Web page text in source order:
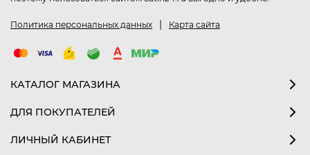
Политика персональных данных | Карта сайта
КАТАЛОГ МАГАЗИНА
ДЛЯ ПОКУПАТЕЛЕЙ
ЛИЧНЫЙ КАБИНЕТ